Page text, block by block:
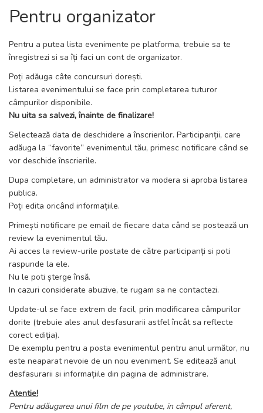
Pentru organizator
Pentru a putea lista evenimente pe platforma, trebuie sa te
înregistrezi si sa îți faci un cont de organizator.
Poți adăuga câte concursuri dorești.
Listarea evenimentului se face prin completarea tuturor
câmpurilor disponibile.
Nu uita sa salvezi, înainte de finalizare!
Selectează data de deschidere a înscrierilor. Participanții, care
adăuga la “favorite” evenimentul tău, primesc notificare când se
vor deschide înscrierile.
Dupa completare, un administrator va modera si aproba listarea
publica.
Poți edita oricând informațiile.
Primești notificare pe email de fiecare data când se postează un
review la evenimentul tău.
Ai acces la review-urile postate de către participanți si poti
raspunde la ele.
Nu le poti șterge însă.
In cazuri considerate abuzive, te rugam sa ne contactezi.
Update-ul se face extrem de facil, prin modificarea câmpurilor
dorite (trebuie ales anul desfasurarii astfel încât sa reflecte
corect ediția).
De exemplu pentru a posta evenimentul pentru anul următor, nu
este neaparat nevoie de un nou eveniment. Se editează anul
desfasurarii si informațiile din pagina de administrare.
Atentie!
Pentru adăugarea unui film de pe youtube, in câmpul aferent,